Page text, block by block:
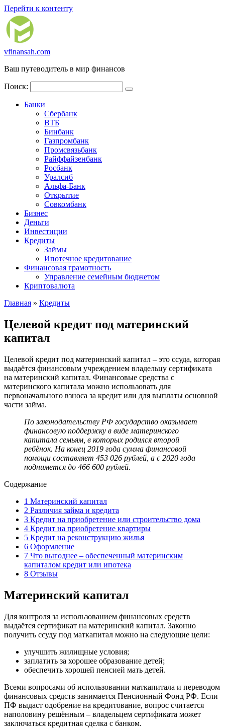
Перейти к контенту
vfinansah.com
Ваш путеводитель в мир финансов
Поиск:
Банки
Сбербанк
ВТБ
Бинбанк
Газпромбанк
Промсвязьбанк
Райффайзенбанк
Росбанк
Уралсиб
Альфа-Банк
Открытие
Совкомбанк
Бизнес
Деньги
Инвестиции
Кредиты
Займы
Ипотечное кредитование
Финансовая грамотность
Управление семейным бюджетом
Криптовалюта
Главная » Кредиты
Целевой кредит под материнский
капитал
Целевой кредит под материнский капитал – это ссуда, которая
выдаётся финансовым учреждением владельцу сертификата
на материнский капитал. Финансовые средства с
материнского капитала можно использовать для
первоначального взноса за кредит или для выплаты основной
части займа.
По законодательству РФ государство оказывает
финансовую поддержку в виде материнского
капитала семьям, в которых родился второй
ребёнок. На конец 2019 года сумма финансовой
помощи составляет 453 026 рублей, а с 2020 года
поднимется до 466 600 рублей.
Содержание
1 Материнский капитал
2 Различия займа и кредита
3 Кредит на приобретение или строительство дома
4 Кредит на приобретение квартиры
5 Кредит на реконструкцию жилья
6 Оформление
7 Что выгоднее – обеспеченный материнским
капиталом кредит или ипотека
8 Отзывы
Материнский капитал
Для контроля за использованием финансовых средств
выдаётся сертификат на материнский капитал. Законно
получить ссуду под маткапитал можно на следующие цели:
улучшить жилищные условия;
заплатить за хорошее образование детей;
обеспечить хорошей пенсией мать детей.
Всеми вопросами об использовании маткапитала и переводом
финансовых средств занимается Пенсионный Фонд РФ. Если
ПФ выдаст одобрение на кредитование, вопрос считается
наполовину решённым – владельцем сертификата может
заключаться кредитная сделка с банком.